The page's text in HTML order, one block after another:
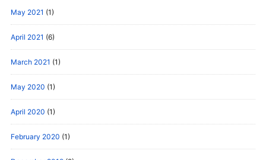
May 2021 (1)
April 2021 (6)
March 2021 (1)
May 2020 (1)
April 2020 (1)
February 2020 (1)